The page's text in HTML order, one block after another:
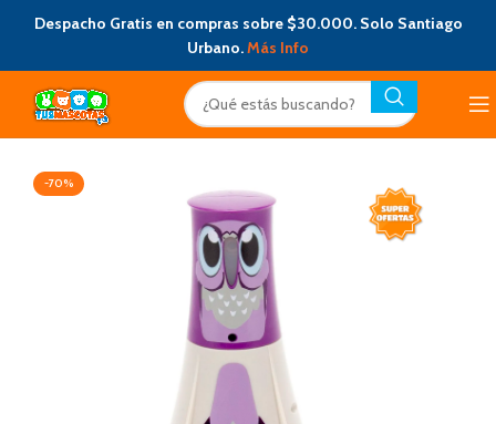
Despacho Gratis en compras sobre $30.000. Solo Santiago
Urbano.Más Info
-70%